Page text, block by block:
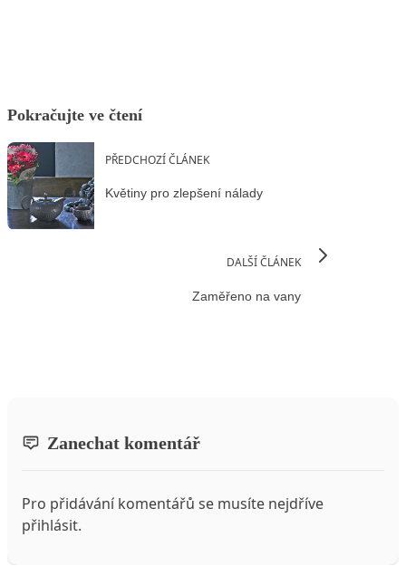
Pokračujte ve čtení
PŘEDCHOZÍ ČLÁNEK
Květiny pro zlepšení nálady
DALŠÍ ČLÁNEK
Zaměřeno na vany
Zanechat komentář
Pro přidávání komentářů se musíte nejdříve
přihlásit.